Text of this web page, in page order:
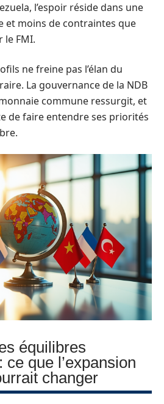
l’espoir réside dans une
et moins de contraintes que
le FMI.
ne freine pas l’élan du
La gouvernance de la NDB
commune ressurgit, et
de faire entendre ses priorités
équilibres
que l’expansion
changer